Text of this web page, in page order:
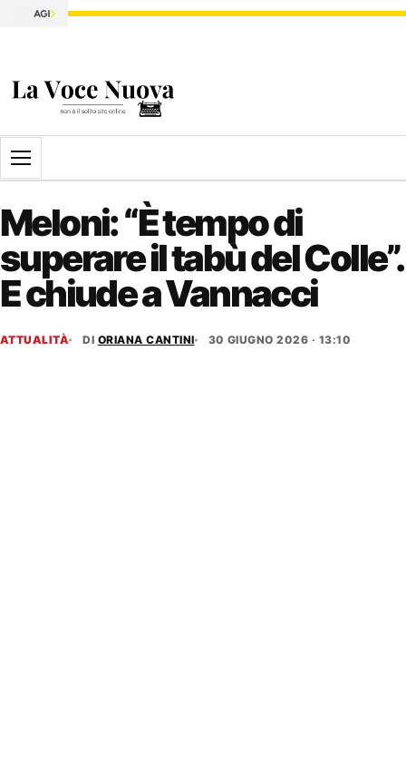
Apri il menu
Meloni: “È tempo di
superare il tabù del Colle”.
E chiude a Vannacci
ATTUALITÀ DI ORIANA CANTINI 30 GIUGNO 2026 · 13:10